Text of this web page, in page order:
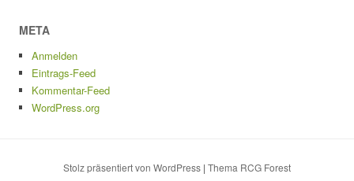
META
Anmelden
Eintrags-Feed
Kommentar-Feed
WordPress.org
Stolz präsentiert von WordPress | Thema RCG Forest